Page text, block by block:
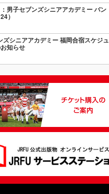
男子セブンズシニアアカデミー バン
）
ズシニアアカデミー 福岡合宿スケジュ
知らせ